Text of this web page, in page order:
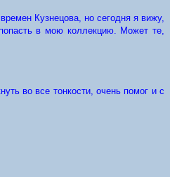
Кузнецова, но сегодня я вижу,
в мою коллекцию. Может те,
во все тонкости, очень помог и с